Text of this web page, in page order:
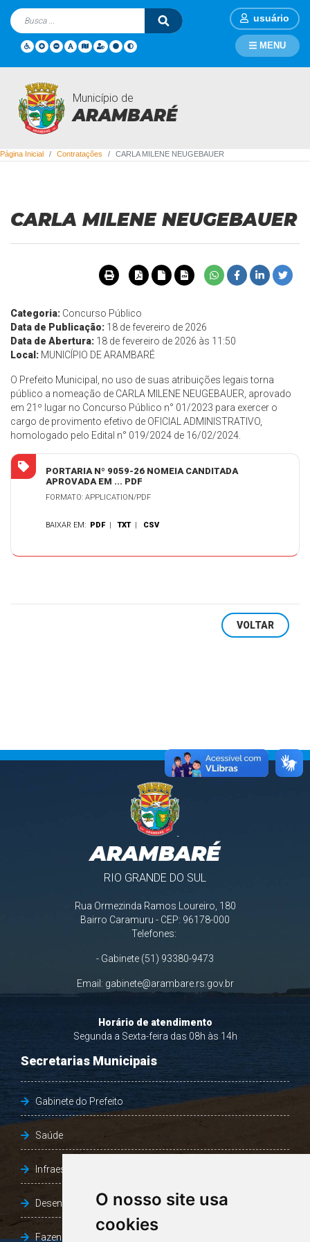
O nosso site usa
cookies
usuário
Município de
ARAMBARÉ
MENU
Contratações
Página Inicial Contratações CARLA MILENE NEUGEBAUER
CARLA MILENE NEUGEBAUER
Categoria: Concurso Público
Data de Publicação: 18 de fevereiro de 2026
Data de Abertura: 18 de fevereiro de 2026 às 11:50
Local: MUNICÍPIO DE ARAMBARÉ
O Prefeito Municipal, no uso de suas atribuições legais torna
público a nomeação de CARLA MILENE NEUGEBAUER, aprovado
em 21º lugar no Concurso Público n° 01/2023 para exercer o
cargo de provimento efetivo de OFICIAL ADMINISTRATIVO,
homologado pelo Edital n° 019/2024 de 16/02/2024.
PORTARIA Nº 9059-26 NOMEIA CANDITADA
APROVADA EM ... PDF
FORMATO: APPLICATION/PDF
BAIXAR EM: PDF |TXT | CSV
VOLTAR
ARAMBARÉ
RIO GRANDE DO SUL
Rua Ormezinda Ramos Loureiro, 180
Bairro Caramuru - CEP: 96178-000
Telefones:
- Gabinete (51) 93380-9473
Email: gabinete@arambare.rs.gov.br
Horário de atendimento
Segunda a Sexta-feira das 08h às 14h
Secretarias Municipais
Gabinete do Prefeito
Saúde
Infraestrutura, Agricultura e Meio Ambiente
Desenvolvimento Social
Fazenda e Desenvolvimento Econômico